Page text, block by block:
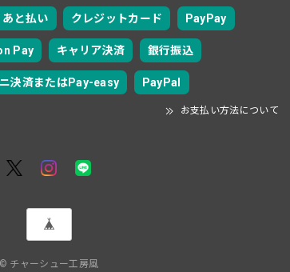
あと払い クレジットカード PayPay
Pay キャリア決済 銀行振込
決済またはPay-easy PayPal
お支払い方法について
© チャーシュー工房風